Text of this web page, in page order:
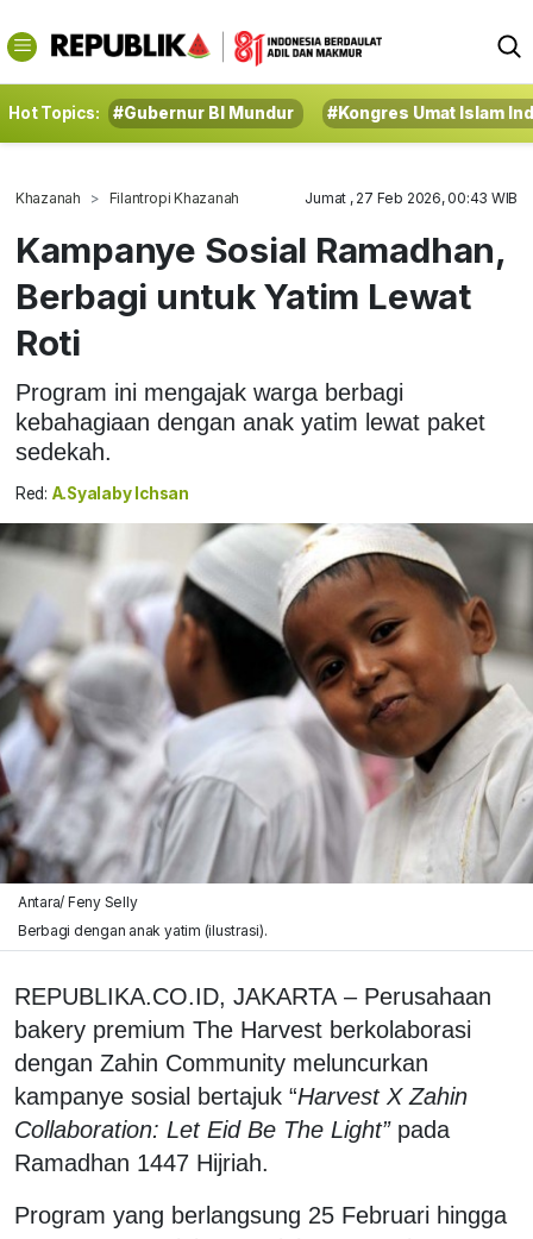
Hot Topics: #Gubernur BI Mundur #Kongres Umat Islam
Khazanah Filantropi Khazanah Jumat , 27 Feb 2026, 00:43 WIB
Kampanye Sosial Ramadhan,
Berbagi untuk Yatim Lewat
Roti
Program ini mengajak warga berbagi
kebahagiaan dengan anak yatim lewat paket
sedekah.
Red: A.Syalaby Ichsan
Antara/ Feny Selly
Berbagi dengan anak yatim (ilustrasi).
REPUBLIKA.CO.ID, JAKARTA – Perusahaan
bakery premium The Harvest berkolaborasi
dengan Zahin Community meluncurkan
kampanye sosial bertajuk “Harvest X Zahin
Collaboration: Let Eid Be The Light”pada
Ramadhan 1447 Hijriah.
Program yang berlangsung 25 Februari hingga